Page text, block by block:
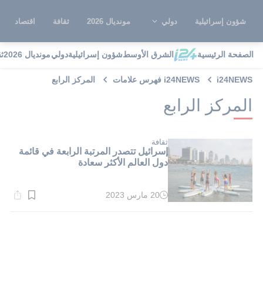
شؤون إسرائيلية دولي مونديال 2026 ثقافة اقتصاد
الصفحة الرئيسية الشرق الأوسطشؤون إسرائيليةدوليمونديال 2026
i24NEWS i24NEWS فهرس علامات المركز الرابع
المركز الرابع
ثقافة
إسرائيل تتصدر المرتبة الرابعة في قائمة
دول العالم الأكثر سعادة
وقت
20 مارس 2023